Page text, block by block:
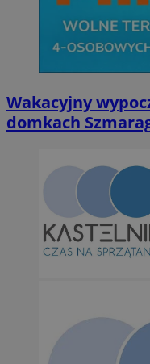
Wakacyjny
domkach Niezbędne
takich jak
Nazwa
SessID
QeSessID